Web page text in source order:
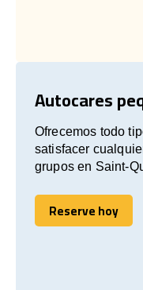
Autocares
Ofrecemos todo
satisfacer
grupos en Saint-
Reserve hoy
Reserve hoy